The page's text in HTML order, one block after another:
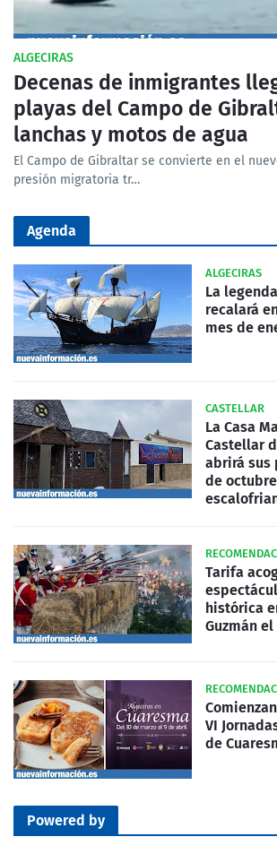
ALGECIRAS
Decenas de inmigrantes
playas del Campo de
lanchas y motos de agua
El Campo de Gibraltar se convierte en el
presión migratoria tr…
Agenda
ALGECIRAS
La
recalará
mes de
CASTELLAR
La Casa
Castellar
abrirá sus
de
Tarifa
histórica
Guzmán
VI
de
Powered by